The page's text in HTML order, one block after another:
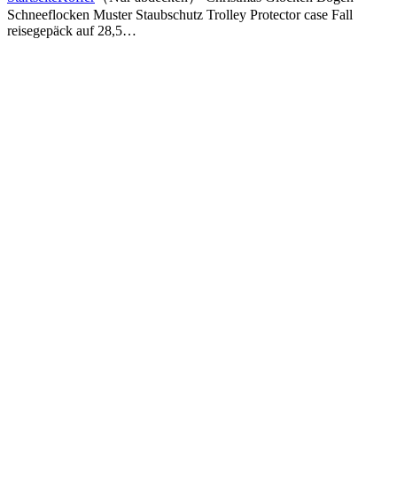
Schneeflocken Muster Staubschutz Trolley Protector case Fall
reisegepäck auf 28,5…